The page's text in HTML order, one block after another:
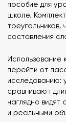
пособие для
школе.
треугольников,
составления
Использование
перейти от
исследованию:
сравнивают
наглядно
и реальными